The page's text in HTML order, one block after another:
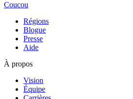
Coucou
Régions
Blogue
Presse
Aide
À propos
Vision
Équipe